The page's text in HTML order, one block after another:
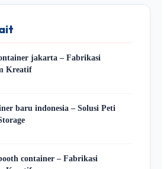
jakarta – Fabrikasi
Kreatif
baru indonesia – Solusi Peti
container – Fabrikasi